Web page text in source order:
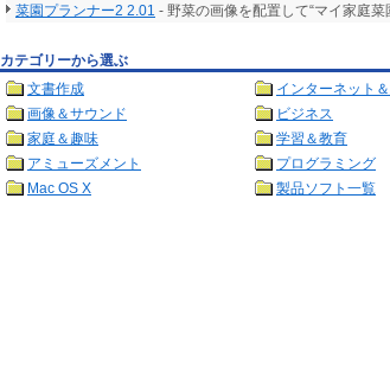
菜園プランナー2 2.01 - 野菜の画像を配置して“マイ家庭
カテゴリーから選ぶ
文書作成
インターネット
画像＆サウンド
ビジネス
家庭＆趣味
学習＆教育
アミューズメント
プログラミング
Mac OS X
製品ソフト一覧